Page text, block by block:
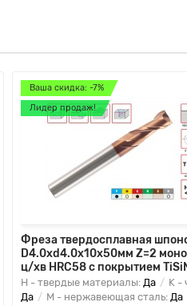
Ваша скидка: -7%
Лидер продаж!
Фреза твердосплавная
D4.0xd4.0x10x50мм Z=2
ц/хв HRC58 с покрытием
H - твердые материалы: Да
K -
Да
M - нержавеющая сталь: Да